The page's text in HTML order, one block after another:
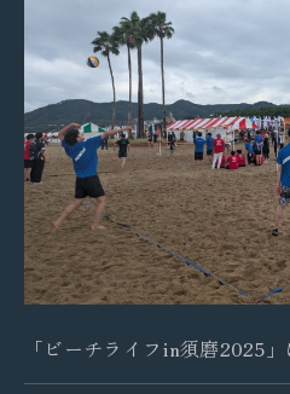
「ビーチライフin須磨2025